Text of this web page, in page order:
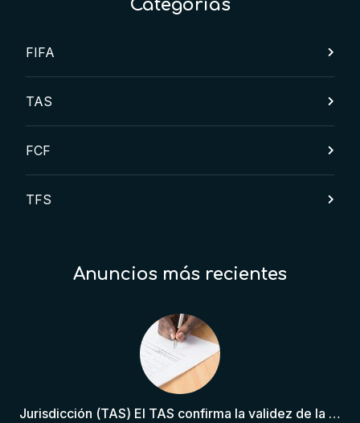
Categorías
FIFA
TAS
FCF
TFS
Anuncios más recientes
Jurisdicción (TAS) El TAS confirma la validez de la cláusula de sumisión jurisdiccional en el contrato del futbolista.